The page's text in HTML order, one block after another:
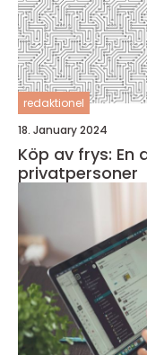
redaktionel
18. January 2024
Köp av frys: En
privatpersoner